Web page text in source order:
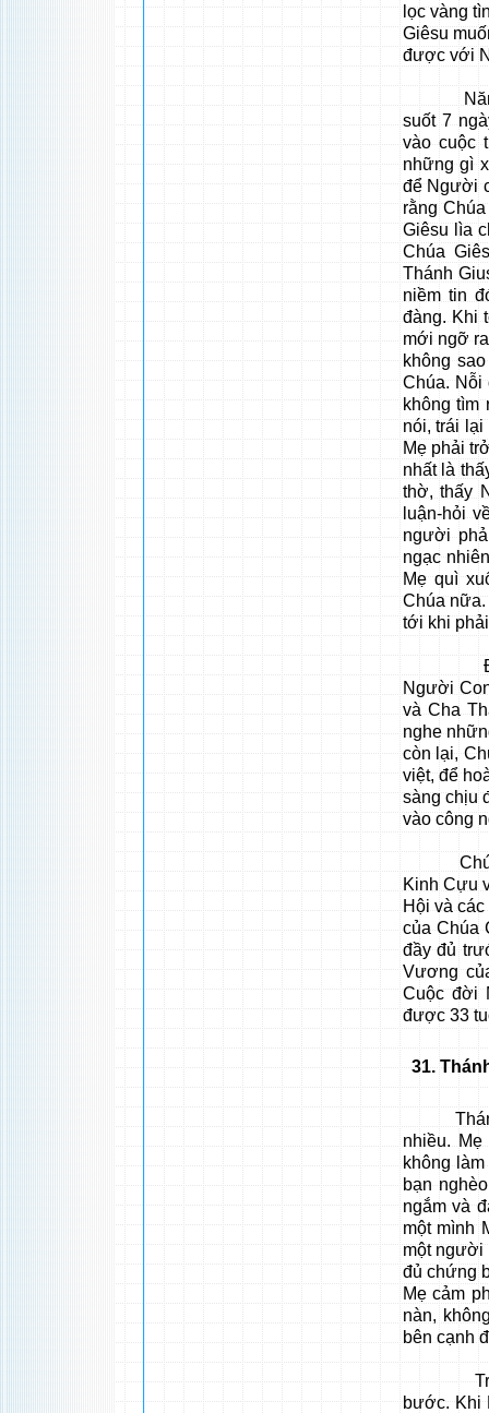
lọc vàng
Giêsu
được với
Năm
suốt 7
vào cuộc
những gì
để Người
rằng
Giêsu lìa
Chúa
Thánh
niềm tin
đàng. Khi
mới ngỡ
không
Chúa. Nỗi
không tìm
nói, trái
Mẹ phải
nhất là
thờ, thấy
luận-hỏi
người
ngạc
Mẹ quì
Chúa
tới khi
Để Mẹ
Người
và Cha
nghe
còn lại,
việt, để
sàng chịu
vào công
Chúa
Kinh Cựu
Hội và
của Chúa
đầy đủ
Vương
Cuộc đời
được 33
31.
Thánh
nhiều.
không
bạn
ngắm và
một mình
một người
đủ chứng
Mẹ cảm
nàn,
bên cạnh
Trong 3
bước. Khi